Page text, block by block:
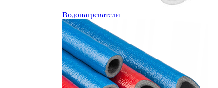
Водонагреватели